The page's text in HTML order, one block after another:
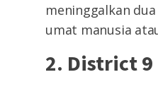
meninggalkan
umat manusia
2. District 9